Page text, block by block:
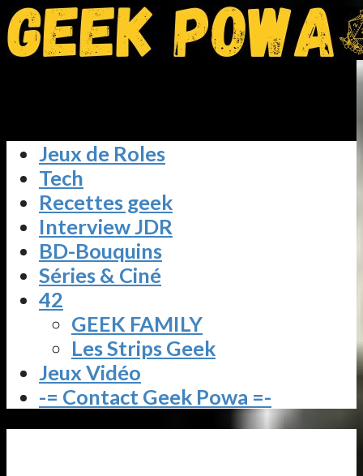
Jeux de Roles
Tech
Recettes geek
Interview JDR
BD-Bouquins
Séries & Ciné
42
GEEK FAMILY
Les Strips Geek
Jeux Vidéo
-= Contact Geek Powa =-